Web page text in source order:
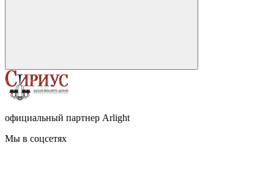
официальный партнер Arlight
Мы в соцсетях